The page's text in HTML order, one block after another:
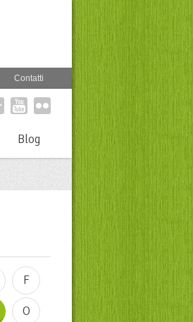
Contatti
Blog
F
O